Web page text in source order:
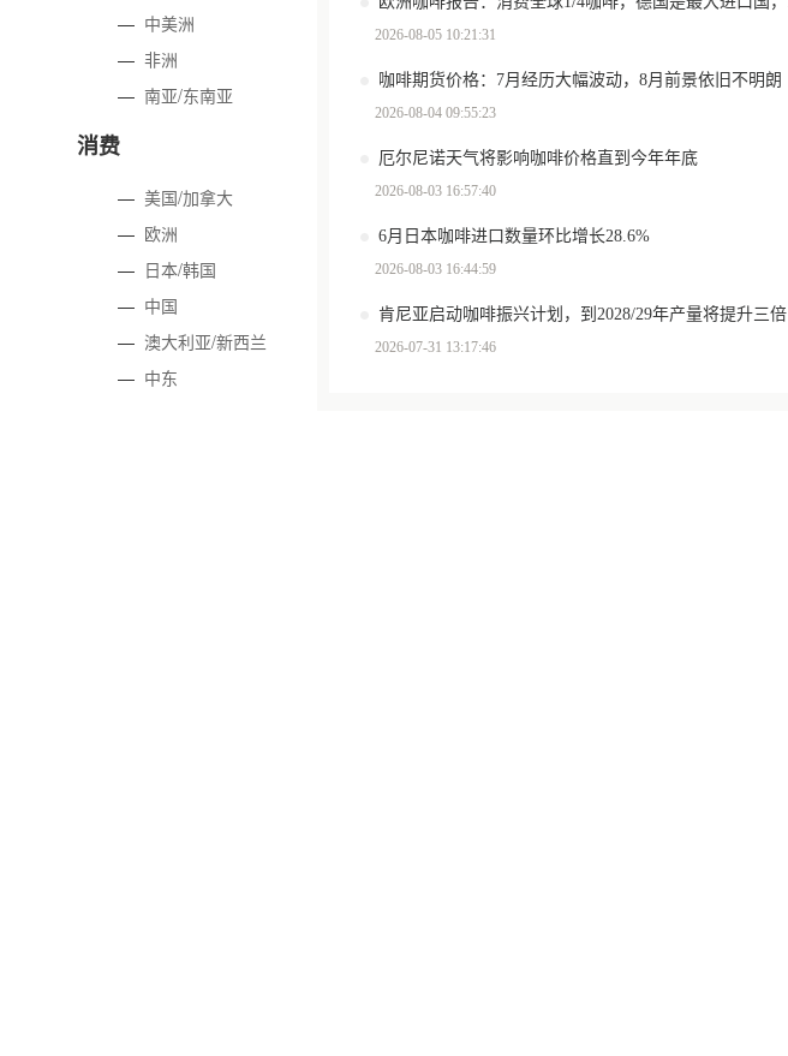
— 中美洲
—非洲
—南亚/东南亚
消费
—美国/加拿大
— 欧洲
— 日本/韩国
— 中国
— 澳大利亚/新西兰
— 中东
2026-08-05 10:21:31
咖啡期货价格：7月经历大幅波动，8月前景依旧不明朗
2026-08-04 09:55:23
厄尔尼诺天气将影响咖啡价格直到今年年底
2026-08-03 16:57:40
6月日本咖啡进口数量环比增长28.6%
2026-08-03 16:44:59
肯尼亚启动咖啡振兴计划，到2028/29年产量将提升三倍
2026-07-31 13:17:46